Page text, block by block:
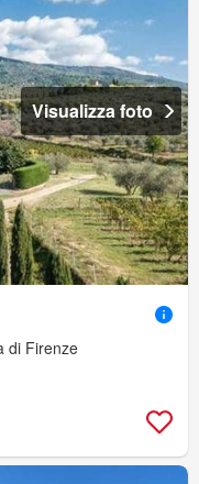
Visualizza foto
di Firenze